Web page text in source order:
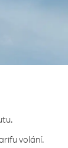
volání.